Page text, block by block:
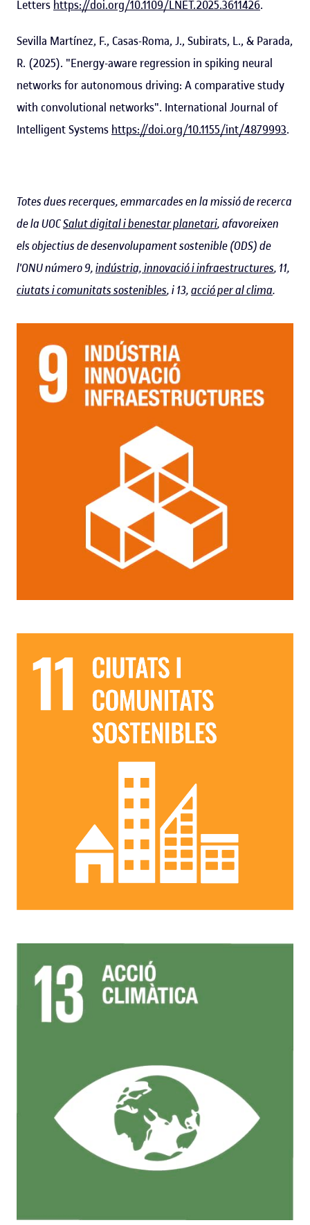
Letters https://doi.org/10.1109/LNET.2025.3611426.
Sevilla Martínez, F., Casas-Roma, J., Subirats, L., & Parada,
R. (2025). "Energy-aware regression in spiking neural
networks for autonomous driving: A comparative study
with convolutional networks". International Journal of
Intelligent Systems https://doi.org/10.1155/int/4879993.
Totes dues recerques, emmarcades en la missió de recerca
de la UOCSalut digital i benestar planetari, afavoreixen
els objectius de desenvolupament sostenible (ODS) de
l'ONU número 9,indústria, innovació i infraestructures, 11,
ciutats i comunitats sostenibles, i 13,acció per al clima.